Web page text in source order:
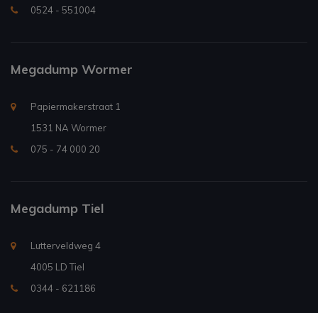
0524 - 551004
Megadump Wormer
Papiermakerstraat 1
1531 NA Wormer
075 - 74 000 20
Megadump Tiel
Lutterveldweg 4
4005 LD Tiel
0344 - 621186